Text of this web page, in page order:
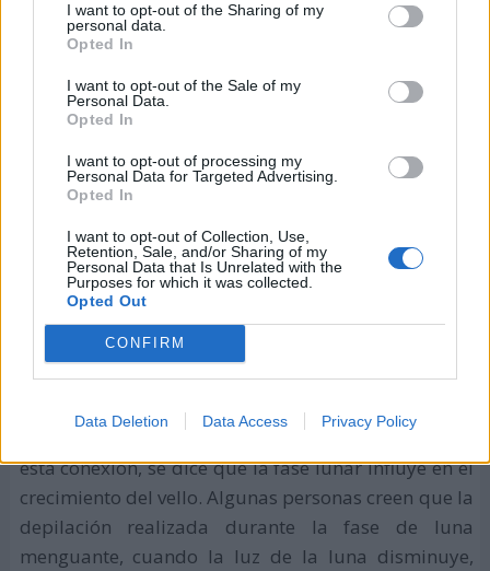
I want to opt-out of the Sharing of my
personal data.
Opted In
I want to opt-out of the Sale of my
Personal Data.
Opted In
I want to opt-out of processing my
Personal Data for Targeted Advertising.
Opted In
I want to opt-out of Collection, Use,
Retention, Sale, and/or Sharing of my
Personal Data that Is Unrelated with the
Purposes for which it was collected.
Opted Out
CONFIRM
Data Deletion Data Access Privacy Policy
Aunque no hay evidencia científica que respalde
esta conexión, se dice que la fase lunar influye en el
crecimiento del vello. Algunas personas creen que la
depilación realizada durante la fase de luna
menguante, cuando la luz de la luna disminuye,